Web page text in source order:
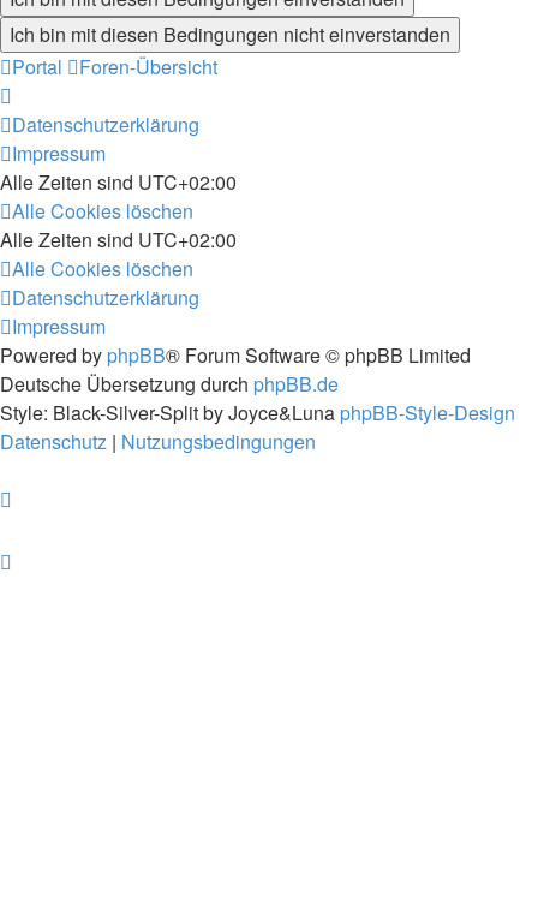
Portal Foren-Übersicht
Datenschutzerklärung
Impressum
Alle Zeiten sind UTC+02:00
Alle Cookies löschen
Alle Zeiten sind UTC+02:00
Alle Cookies löschen
Datenschutzerklärung
Impressum
Powered by phpBB® Forum Software © phpBB Limited
Deutsche Übersetzung durch phpBB.de
Style: Black-Silver-Split by Joyce&Luna phpBB-Style-Design
Datenschutz | Nutzungsbedingungen